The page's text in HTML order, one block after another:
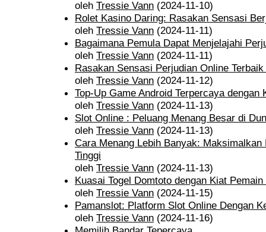
oleh Tressie Vann (2024-11-10)
Rolet Kasino Daring: Rasakan Sensasi
oleh Tressie Vann (2024-11-11)
Bagaimana Pemula Dapat Menjelajahi
oleh Tressie Vann (2024-11-11)
Rasakan Sensasi Perjudian Online
oleh Tressie Vann (2024-11-12)
Top-Up Game Android Terpercaya dengan
oleh Tressie Vann (2024-11-13)
Slot Online : Peluang Menang Besar di
oleh Tressie Vann (2024-11-13)
Cara Menang Lebih Banyak: Maksimalkan
Tinggi
oleh Tressie Vann (2024-11-13)
Kuasai Togel Domtoto dengan Kiat
oleh Tressie Vann (2024-11-15)
Pamanslot: Platform Slot Online Dengan
oleh Tressie Vann (2024-11-16)